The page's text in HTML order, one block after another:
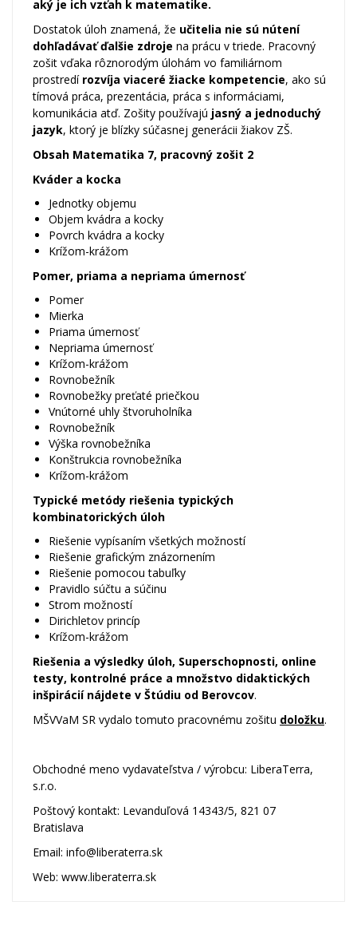
aký je ich vzťah k matematike.
Dostatok úloh znamená, že učitelia nie sú nútení
dohľadávať ďalšie zdroje na prácu v triede. Pracovný
zošit vďaka rôznorodým úlohám vo familiárnom
prostredí rozvíja viaceré žiacke kompetencie, ako sú
tímová práca, prezentácia, práca s informáciami,
komunikácia atď. Zošity používajú jasný a jednoduchý
jazyk, ktorý je blízky súčasnej generácii žiakov ZŠ.
Obsah Matematika 7, pracovný zošit 2
Kváder a kocka
Jednotky objemu
Objem kvádra a kocky
Povrch kvádra a kocky
Krížom-krážom
Pomer, priama a nepriama úmernosť
Pomer
Mierka
Priama úmernosť
Nepriama úmernosť
Krížom-krážom
Rovnobežník
Rovnobežky preťaté priečkou
Vnútorné uhly štvoruholníka
Rovnobežník
Výška rovnobežníka
Konštrukcia rovnobežníka
Krížom-krážom
Typické metódy riešenia typických
kombinatorických úloh
Riešenie vypísaním všetkých možností
Riešenie grafickým znázornením
Riešenie pomocou tabuľky
Pravidlo súčtu a súčinu
Strom možností
Dirichletov princíp
Krížom-krážom
Riešenia a výsledky úloh, Superschopnosti, online
testy, kontrolné práce a množstvo didaktických
inšpirácií nájdete v Štúdiu od Berovcov.
MŠVVaM SR vydalo tomuto pracovnému zošitu doložku.
Obchodné meno vydavateľstva / výrobcu: LiberaTerra,
s.r.o.
Poštový kontakt: Levanduľová 14343/5, 821 07
Bratislava
Email: info@liberaterra.sk
Web: www.liberaterra.sk